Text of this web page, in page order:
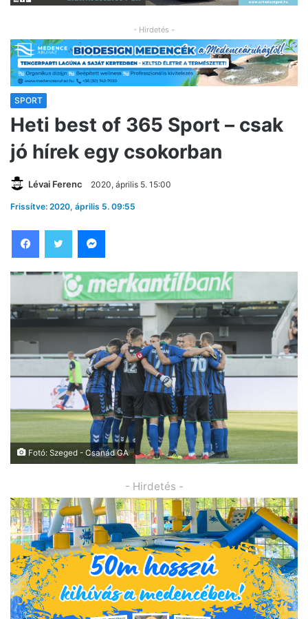
- Hirdetés -
SPORT
Heti best of 365 Sport – csak
jó hírek egy csokorban
Lévai Ferenc 2020, április 5. 15:00
Frissítve: 2020, április 5. 09:55
Fotó: Szeged - Csanád GA
- Hirdetés -